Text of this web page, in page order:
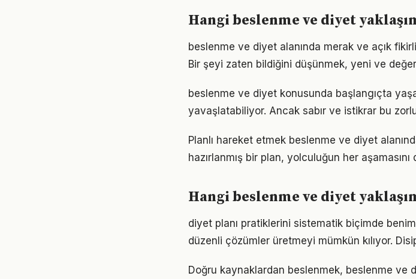
Hangi beslenme ve diyet
beslenme ve diyet alanında merak ve açık
Bir şeyi zaten bildiğini düşünmek, yeni ve
beslenme ve diyet konusunda başlangıçta
yavaşlatabiliyor. Ancak sabır ve istikrar bu
Planlı hareket etmek beslenme ve diyet
hazırlanmış bir plan, yolculuğun her aşamasını
Hangi beslenme ve diyet
diyet planı pratiklerini sistematik biçimde
düzenli çözümler üretmeyi mümkün kılıyor.
Doğru kaynaklardan beslenmek, beslenme ve